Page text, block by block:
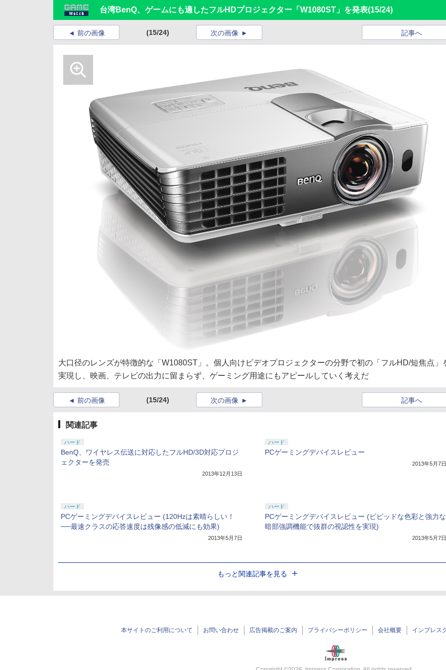
台湾BenQ、ゲームにも適したフルHDプロジェクター「W1080ST」を発表(15/24)
前の画像 (15/24) 記事へ
次の画像
大口径のレンズが特徴的な「W1080ST」。個人向けビデオプロジェクターの分野で初の「フルHD/短焦点」
実現し、映画、テレビの出力に留まらず、ゲーミング用途にもアピールしていく考えだ
前の画像 (15/24) 記事へ
次の画像
関連記事
ハード
BenQ、ワイヤレス伝送に対応したフルHD/3D対応プロジ
ェクターを発売
2013年12月13日
ハード
PCゲーミングデバイスレビュー
2013年5月7日
ハード
PCゲーミングデバイスレビュー (120Hzは素晴らしい！
──最速クラスの応答速度は残像感の低減にも効果)
2013年5月7日
ハード
PCゲーミングデバイスレビュー (ビビッドな色彩と強力な
暗部強調機能で抜群の視認性を実現)
2013年5月7日
もっと関連記事を見る
本サイトのご利用について お問い合わせ 広告掲載のご案内 プライバシーポリシー 会社概要 インプレス